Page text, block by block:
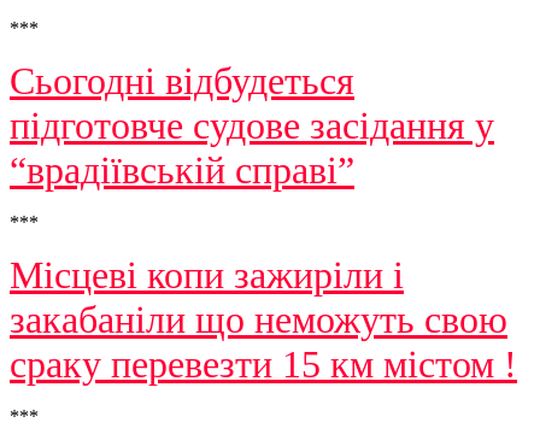
***
Сьогодні відбудеться
підготовче судове засідання у
“врадіївській справі”
***
Місцеві копи зажиріли і
закабаніли що неможуть свою
сраку перевезти 15 км містом !
***